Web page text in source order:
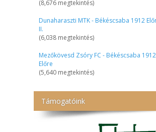
(8,676 megtekintés)
Dunaharaszti MTK - Békéscsaba 1912
II.
(6,038 megtekintés)
Mezőkövesd Zsóry FC - Békéscsaba 1912
Előre
(5,640 megtekintés)
Támogatóink